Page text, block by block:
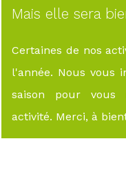
Mais elle sera
Certaines de nos
l'année. Nous vous
saison pour vous
activité. Merci, à